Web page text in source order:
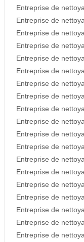
Entreprise de
Entreprise de
Entreprise de
Entreprise de
Entreprise de
Entreprise de
Entreprise de
Entreprise de
Entreprise de
Entreprise de
Entreprise de
Entreprise de
Entreprise de
Entreprise de
Entreprise de
Entreprise de
Entreprise de
Entreprise de
Entreprise de